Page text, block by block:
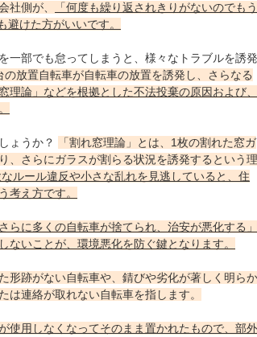
社側が、
「何度も繰り返されきりがないのでもう
けた方がいいです。
一部でも怠ってしまうと、様々なトラブルを誘発
放置自転車が自転車の放置を誘発し、さらなる
窓理論」などを根拠とした不法投棄の原因および、
ょうか？
「割れ窓理論」とは、1枚の割れた窓ガ
、さらにガラスが割らる状況を誘発するという理
ルール違反や小さな乱れを見逃していると、住
考え方です。
らに多くの自転車が捨てられ、治安が悪化する」
いことが、環境悪化を防ぐ鍵となります。
形跡がない自転車や、錆びや劣化が著しく明らか
連絡が取れない自転車を指します。
使用しなくなってそのまま置かれたもので、部外